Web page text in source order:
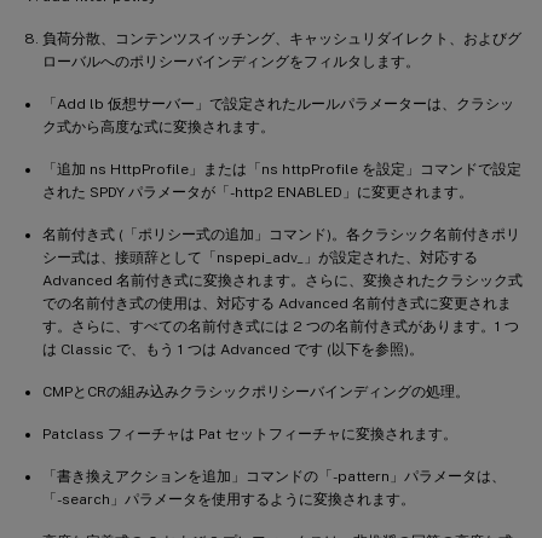
負荷分散、コンテンツスイッチング、キャッシュリダイレクト、およびグ
ローバルへのポリシーバインディングをフィルタします。
「Add lb 仮想サーバー」で設定されたルールパラメーターは、クラシッ
ク式から高度な式に変換されます。
「追加 ns HttpProfile」または「ns httpProfile を設定」コマンドで設定
された SPDY パラメータが「-http2 ENABLED」に変更されます。
名前付き式 (「ポリシー式の追加」コマンド)。各クラシック名前付きポリ
シー式は、接頭辞として「nspepi_adv_」が設定された、対応する
Advanced 名前付き式に変換されます。さらに、変換されたクラシック式
での名前付き式の使用は、対応する Advanced 名前付き式に変更されま
す。さらに、すべての名前付き式には 2 つの名前付き式があります。1 つ
は Classic で、もう 1 つは Advanced です (以下を参照)。
CMPとCRの組み込みクラシックポリシーバインディングの処理。
Patclass フィーチャは Pat セットフィーチャに変換されます。
「書き換えアクションを追加」コマンドの「-pattern」パラメータは、
「-search」パラメータを使用するように変換されます。